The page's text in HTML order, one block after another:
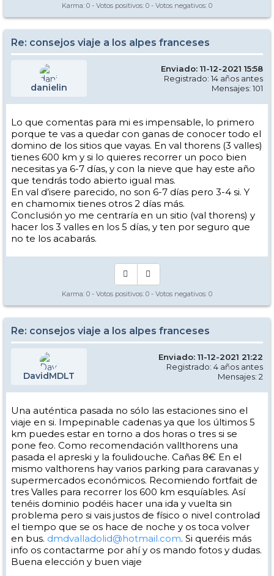
Karma: 0 - Votos positivos: 0 - Votos negativos: 0
Re: consejos viaje a los alpes franceses
danielin
Enviado: 11-12-2021 15:58
Registrado: 14 años antes
Mensajes: 101
Lo que comentas para mi es impensable, lo primero
porque te vas a quedar con ganas de conocer todo el
domino de los sitios que vayas. En val thorens (3 valles)
tienes 600 km y si lo quieres recorrer un poco bien
necesitas ya 6-7 días, y con la nieve que hay este año
que tendrás todo abierto igual mas.
En val d’isere parecido, no son 6-7 días pero 3-4 si. Y
en chamomix tienes otros 2 días más.
Conclusión yo me centraría en un sitio (val thorens) y
hacer los 3 valles en los 5 días, y ten por seguro que
no te los acabarás.
Karma: 0 - Votos positivos: 0 - Votos negativos: 0
Re: consejos viaje a los alpes franceses
DavidMDLT
Enviado: 11-12-2021 21:22
Registrado: 4 años antes
Mensajes: 2
Una auténtica pasada no sólo las estaciones sino el
viaje en si. Impepinable cadenas ya que los últimos 5
km puedes estar en torno a dos horas o tres si se
pone feo. Como recomendación vallthorens una
pasada el apreski y la foulidouche. Cañas 8€ En el
mismo valthorens hay varios parking para caravanas y
supermercados económicos. Recomiendo fortfait de
tres Valles para recorrer los 600 km esquíables. Así
tenéis dominio podéis hacer una ida y vuelta sin
problema pero si vais justos de físico o nivel controlad
el tiempo que se os hace de noche y os toca volver
en bus. dmdvalladolid@hotmail.com. Si queréis más
info os contactarme por ahí y os mando fotos y dudas.
Buena elección y buen viaje